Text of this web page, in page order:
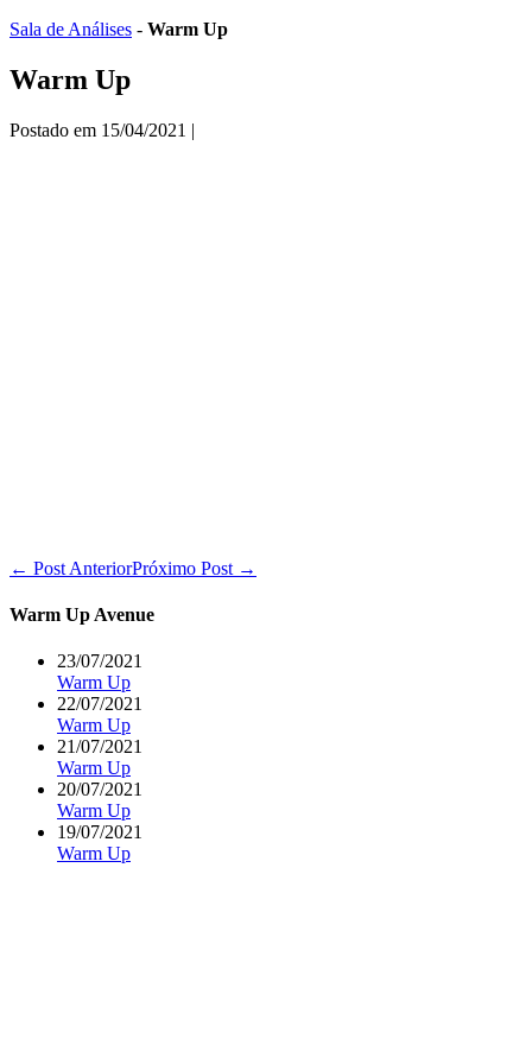
Ir
o
conteúdo
Sala de Análises - Warm Up
Warm Up
Postado em 15/04/2021 |
Navegação
post
← Post AnteriorPróximo Post →
Warm Up Avenue
23/07/2021
Warm Up
22/07/2021
Warm Up
21/07/2021
Warm Up
20/07/2021
Warm Up
19/07/2021
Warm Up